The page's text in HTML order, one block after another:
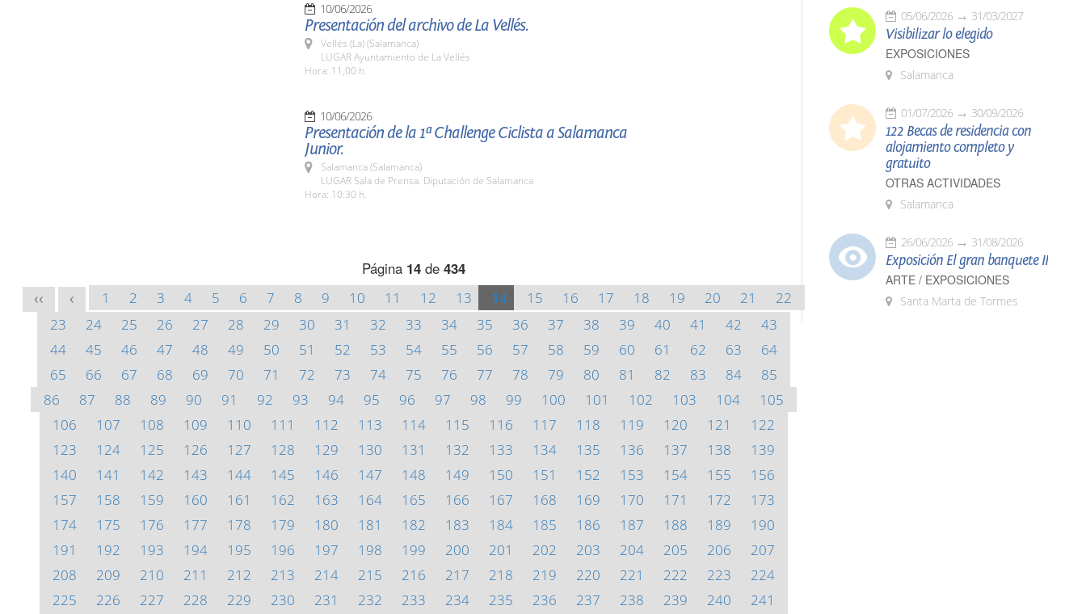
10/06/2026
Presentación del archivo de La Vellés.
Vellés (La) (Salamanca)
LUGAR Ayuntamiento de La Vellés
Hora: 11,00 h.
10/06/2026
Presentación de la 1ª Challenge Ciclista a Salamanca
Junior.
Salamanca (Salamanca)
LUGAR Sala de Prensa. Diputación de Salamanca
Hora: 10:30 h.
Página 14 de 434
<< < 1 2 3 4 5 6 7 8 9 10 11 12 13 14 15 16 17 18 19 20 21
22
23
24 25 26 27 28 29 30 31 32 33 34 35 36 37 38 39 40 41 42
43
44
45 46 47 48 49 50 51 52 53 54 55 56 57 58 59 60 61 62 63
64
65
66 67 68 69 70 71 72 73 74 75 76 77 78 79 80 81 82 83 84
85
86
87 88 89 90 91 92 93 94 95 96 97 98 99 100 101 102 103 104
105
106
107 108 109 110 111 112 113 114 115 116 117 118 119 120 121
122
123
124 125 126 127 128 129 130 131 132 133 134 135 136 137 138
139
140
141 142 143 144 145 146 147 148 149 150 151 152 153 154 155
156
157
158 159 160 161 162 163 164 165 166 167 168 169 170 171 172
173
174
175 176 177 178 179 180 181 182 183 184 185 186 187 188 189
190
191
192 193 194 195 196 197 198 199 200 201 202 203 204 205 206
207
208
209 210 211 212 213 214 215 216 217 218 219 220 221 222 223
224
225
226 227 228 229 230 231 232 233 234 235 236 237 238 239 240 241
05/06/2026 31/03/2027
Visibilizar lo elegido
EXPOSICIONES
Salamanca
01/07/2026 30/09/2026
122 Becas de residencia con
alojamiento completo y
gratuito
OTRAS ACTIVIDADES
Salamanca
26/06/2026 31/08/2026
Exposición El gran banquete II
ARTE / EXPOSICIONES
Santa Marta de Tormes